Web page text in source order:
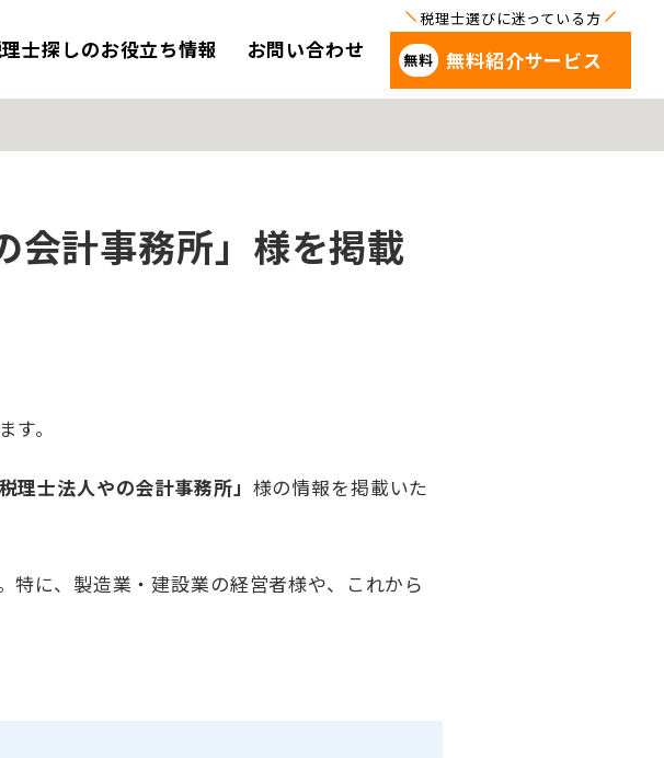
士探しのお役立ち情報 お問い合わせ 無料紹介サービス
会計事務所」様を掲載
。
税理士法人やの会計事務所」 様の情報を掲載いた
に、製造業・建設業の経営者様や、これから